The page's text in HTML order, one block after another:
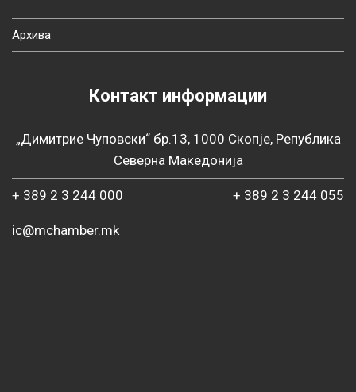
Архива
Контакт информации
„Димитрие Чуповски“ бр.13, 1000 Скопје, Република
Северна Македонија
+ 389 2 3 244 000 + 389 2 3 244 055
ic@mchamber.mk